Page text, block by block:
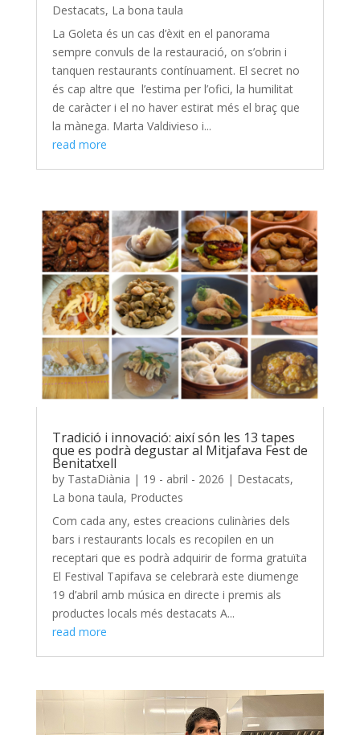
Destacats, La bona taula
La Goleta és un cas d’èxit en el panorama
sempre convuls de la restauració, on s’obrin i
tanquen restaurants contínuament. El secret no
és cap altre que l’estima per l’ofici, la humilitat
de caràcter i el no haver estirat més el braç que
la mànega. Marta Valdivieso i...
read more
Tradició i innovació: així són les 13 tapes
que es podrà degustar al Mitjafava Fest de
Benitatxell
by TastaDiània | 19 - abril - 2026 | Destacats,
La bona taula, Productes
Com cada any, estes creacions culinàries dels
bars i restaurants locals es recopilen en un
receptari que es podrà adquirir de forma gratuïta
El Festival Tapifava se celebrarà este diumenge
19 d’abril amb música en directe i premis als
productes locals més destacats A...
read more